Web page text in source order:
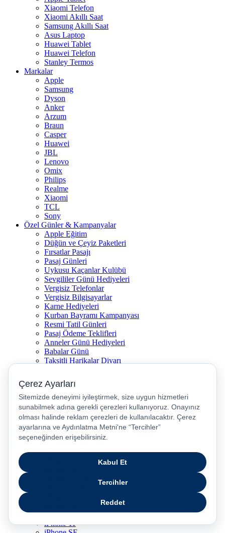
Xiaomi Telefon
Xiaomi Akıllı Saat
Samsung Akıllı Saat
Asus Laptop
Huawei Tablet
Huawei Telefon
Stanley Termos
Markalar
Apple
Samsung
Dyson
Anker
Arzum
Braun
Casper
Huawei
JBL
Lenovo
Omix
Philips
Realme
Xiaomi
TCL
Sony
Özel Günler & Kampanyalar
Apple Eğitim
Düğün ve Çeyiz Paketleri
Fırsatlar Pasajı
Pasaj Günleri
Uykusu Kaçanlar Kulübü
Sevgililer Günü Hediyeleri
Vergisiz Telefonlar
Vergisiz Bilgisayarlar
Karne Hediyeleri
Kurban Bayramı Kampanyası
Resmi Tatil Günleri
Pasaj Ödeme Teklifleri
Anneler Günü Hediyeleri
Babalar Günü
Taksitli Harikalar Diyarı
iPhone 17
iPhone 16
iPhone Air
iPhone 16 Pro Max
iPhone 17 Pro Max
iPhone 16E
iPhone 15
iPhone 15 Plus
iPhone 15 Pro
iPhone 15 Pro Max
iPhone 12
iPhone 11